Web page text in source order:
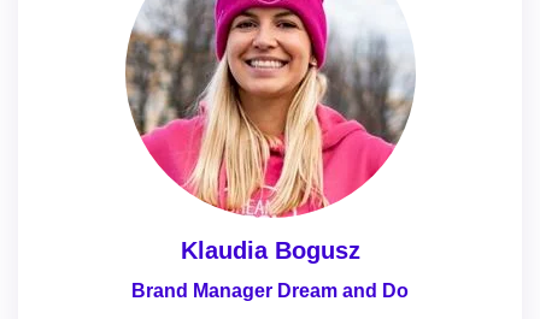
Klaudia Bogusz
Brand Manager Dream and Do